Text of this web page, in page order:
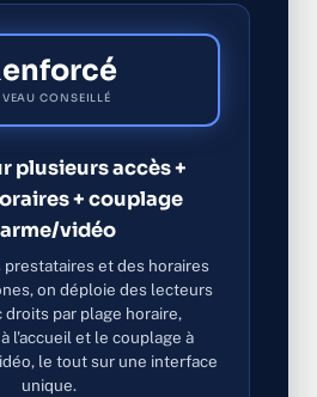
CONSEILLÉ
plusieurs accès +
+ couplage
vidéo
prestataires et des horaires
on déploie des lecteurs
droits par plage horaire,
l'accueil et le couplage à
le tout sur une interface
unique.